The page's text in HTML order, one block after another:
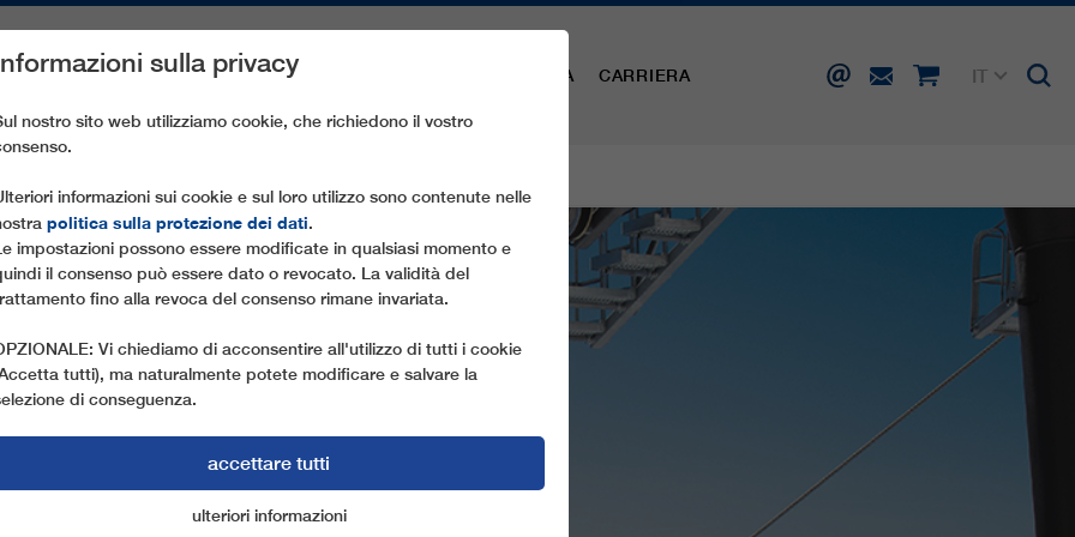
DI RICAMBIO ASSISTENZA CLIENTI STAMPA CARRIERA
IT
sulla privacy
nostro sito web utilizziamo cookie, che richiedono il vostro
informazioni sui cookie e sul loro utilizzo sono contenute nelle
politica sulla protezione dei dati.
impostazioni possono essere modificate in qualsiasi momento e
il consenso può essere dato o revocato. La validità del
fino alla revoca del consenso rimane invariata.
Vi chiediamo di acconsentire all'utilizzo di tutti i cookie
tutti), ma naturalmente potete modificare e salvare la
di conseguenza.
accettare tutti
cookie di marketing
ulteriori informazioni